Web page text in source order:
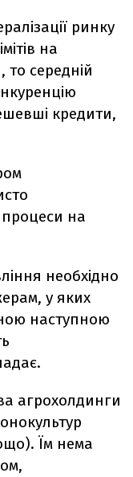
ринку
на
то середній
кредити,
на
необхідно
у яких
наступною
агрохолдинги
Їм нема